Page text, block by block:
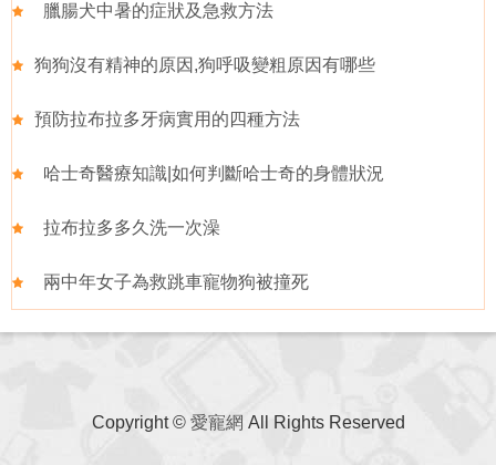
臘腸犬中暑的症狀及急救方法
狗狗沒有精神的原因,狗呼吸變粗原因有哪些
預防拉布拉多牙病實用的四種方法
哈士奇醫療知識|如何判斷哈士奇的身體狀況
拉布拉多多久洗一次澡
兩中年女子為救跳車寵物狗被撞死
Copyright © 愛寵網 All Rights Reserved